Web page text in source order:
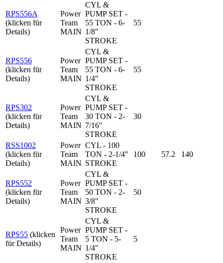
RPS556A
(klicken für
Details)
Power
Team
MAIN
CYL &
PUMP SET -
55 TON - 6-
1/8"
STROKE
55
RPS556
(klicken für
Details)
Power
Team
MAIN
CYL &
PUMP SET -
55 TON - 6-
1/4"
STROKE
55
RPS302
(klicken für
Details)
Power
Team
MAIN
CYL &
PUMP SET -
30 TON - 2-
7/16"
STROKE
30
RSS1002
(klicken für
Details)
Power
Team
MAIN
CYL - 100
TON - 2-1/4"
STROKE
100 57.2 140
RPS552
(klicken für
Details)
Power
Team
MAIN
CYL &
PUMP SET -
50 TON - 2-
3/8"
STROKE
50
RPS55 (klicken
für Details)
Power
Team
MAIN
CYL &
PUMP SET -
5 TON - 5-
1/4"
STROKE
5